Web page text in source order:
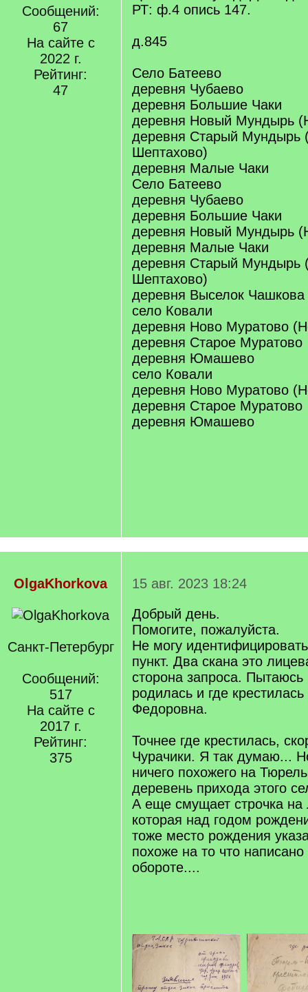
Сообщений:
67
На сайте с
2022 г.
Рейтинг:
47
РТ: ф.4 опись 147.
д.845
Село Батеево
деревня Чубаево
деревня Большие Чаки
деревня Новый Мундырь
деревня Старый Мундырь
Шептахово)
деревня Малые Чаки
Село Батеево
деревня Чубаево
деревня Большие Чаки
деревня Новый Мундырь
деревня Малые Чаки
деревня Старый Мундырь
Шептахово)
деревня Выселок Чашкова
село Ковали
деревня Ново Муратово
деревня Старое Муратово
деревня Юмашево
село Ковали
деревня Ново Муратово
деревня Старое Муратово
деревня Юмашево
OlgaKhorkova
Санкт-Петербург
Сообщений:
517
На сайте с
2017 г.
Рейтинг:
375
15 авг. 2023 18:24
Добрый день.
Помогите, пожалуйста.
Не могу
пункт. Два скана это
сторона запроса. Пытаюсь
родилась и где
Федоровна.
Точнее где крестилась,
Чурачики. Я так думаю...
ничего похожего на
деревень прихода этого
А еще смущает строчка на
которая над годом
тоже место рождения
похоже на то что
обороте....